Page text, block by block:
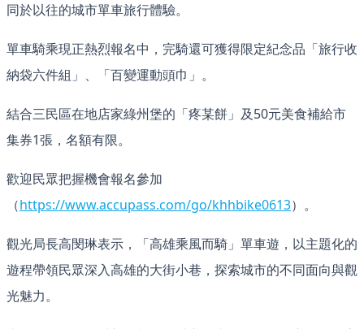
同於以往的城市單車旅行體驗。
單車騎乘現正熱烈報名中，完騎還可獲得限定紀念品「旅行收
納袋六件組」、「百變運動頭巾」。
結合三民區在地店家綠州堡的「疼某餅」及50元美食補給市
集券1張，名額有限。
歡迎民眾把握機會報名參加
（https://www.accupass.com/go/khhbike0613）。
觀光局長高閔琳表示，「高雄乘風而騎」單車遊，以主題化的
遊程帶領民眾深入高雄的大街小巷，探索城市的不同面向與觀
光魅力。